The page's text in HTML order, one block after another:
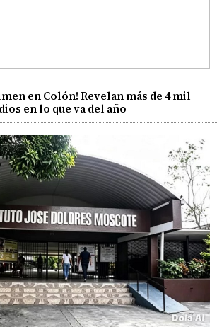
en Colón! Revelan más de 4 mil
en lo que va del año